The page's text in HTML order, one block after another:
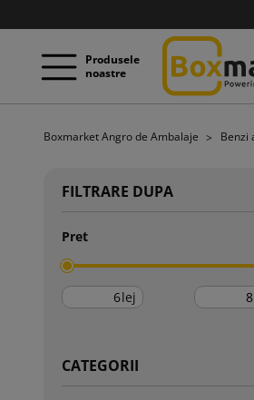
Produsele
noastre
Boxmarket Angro de Ambalaje Benzi
FILTRARE DUPA
Pret
lej
CATEGORII